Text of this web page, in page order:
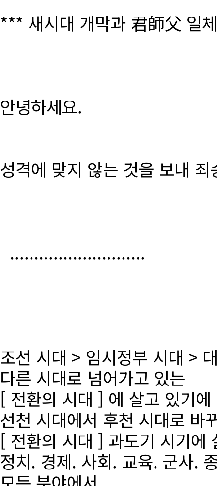
*** 새시대 개막과 君師父 일
안녕하세요.
성격에 맞지 않는 것을 보내
............................
조선 시대 > 임시정부 시대 >
다른 시대로 넘어가고 있는
[ 전환의 시대 ] 에 살고 있기에
선천 시대에서 후천 시대로 바
[ 전환의 시대 ] 과도기 시기에
정치. 경제. 사회. 교육. 군사.